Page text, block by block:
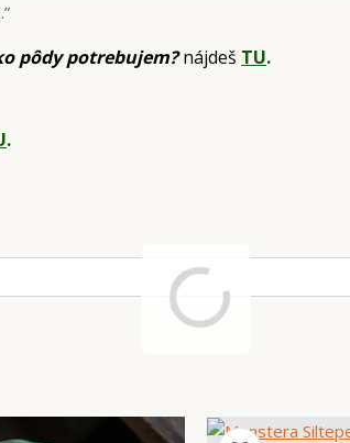
pôdy potrebujem?nájdeš TU.
.